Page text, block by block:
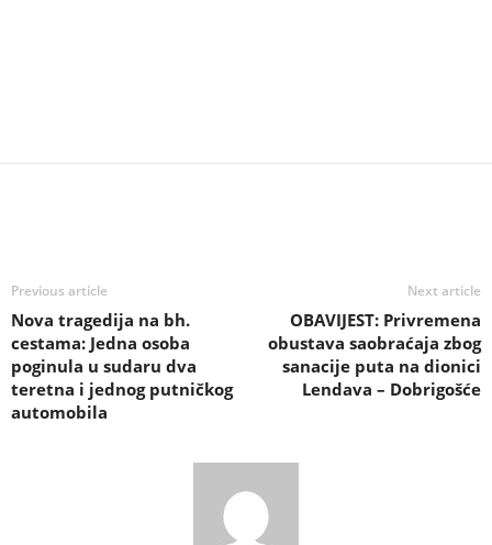
Previous article
Nova tragedija na bh.
cestama: Jedna osoba
poginula u sudaru dva
teretna i jednog putničkog
automobila
Next article
OBAVIJEST: Privremena
obustava saobraćaja zbog
sanacije puta na dionici
Lendava – Dobrigošće